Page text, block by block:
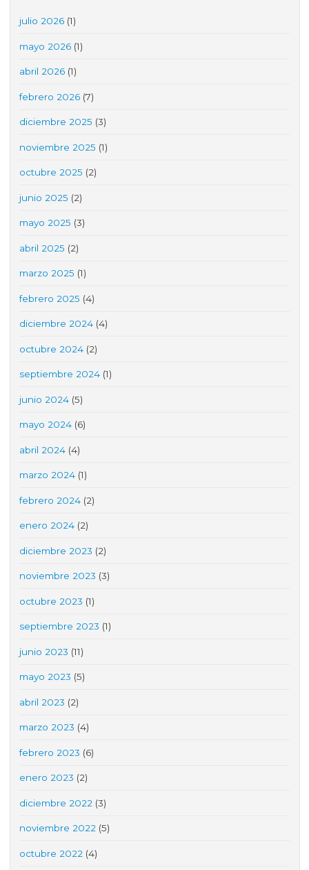
julio 2026 (1)
mayo 2026 (1)
abril 2026 (1)
febrero 2026 (7)
diciembre 2025 (3)
noviembre 2025 (1)
octubre 2025 (2)
junio 2025 (2)
mayo 2025 (3)
abril 2025 (2)
marzo 2025 (1)
febrero 2025 (4)
diciembre 2024 (4)
octubre 2024 (2)
septiembre 2024 (1)
junio 2024 (5)
mayo 2024 (6)
abril 2024 (4)
marzo 2024 (1)
febrero 2024 (2)
enero 2024 (2)
diciembre 2023 (2)
noviembre 2023 (3)
octubre 2023 (1)
septiembre 2023 (1)
junio 2023 (11)
mayo 2023 (5)
abril 2023 (2)
marzo 2023 (4)
febrero 2023 (6)
enero 2023 (2)
diciembre 2022 (3)
noviembre 2022 (5)
octubre 2022 (4)